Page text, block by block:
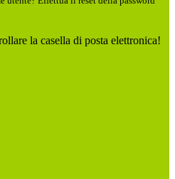
la casella di posta elettronica!